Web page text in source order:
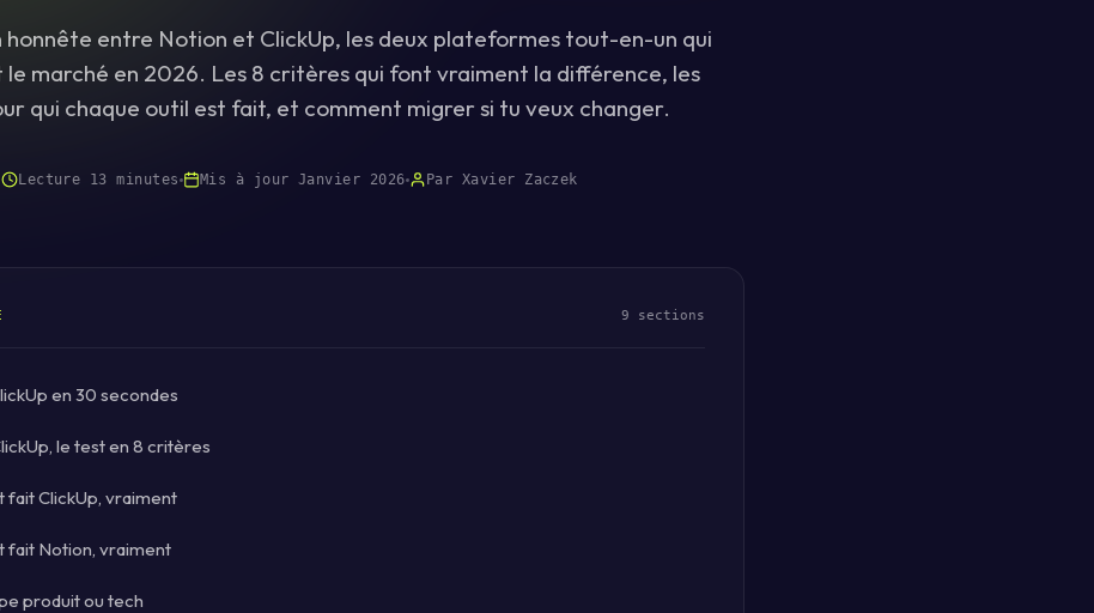
honnête entre Notion et ClickUp, les deux plateformes tout-en-un qui
le marché en 2026. Les 8 critères qui font vraiment la différence, les
qui chaque outil est fait, et comment migrer si tu veux changer.
Lecture 13 minutes Mis à jour Janvier 2026 Par Xavier Zaczek
9 sections
en 30 secondes
le test en 8 critères
fait ClickUp, vraiment
fait Notion, vraiment
produit ou tech